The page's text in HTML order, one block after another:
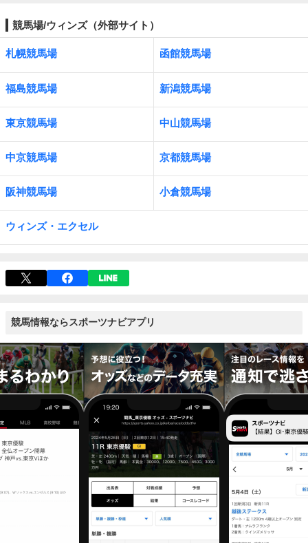
競馬場/ウィンズ（外部サイト）
札幌競馬場 函館競馬場
福島競馬場 新潟競馬場
東京競馬場 中山競馬場
中京競馬場 京都競馬場
阪神競馬場 小倉競馬場
ウィンズ・エクセル
競馬情報ならスポーツナビアプリ